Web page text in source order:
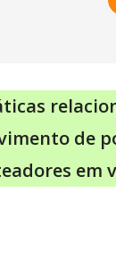
de
em